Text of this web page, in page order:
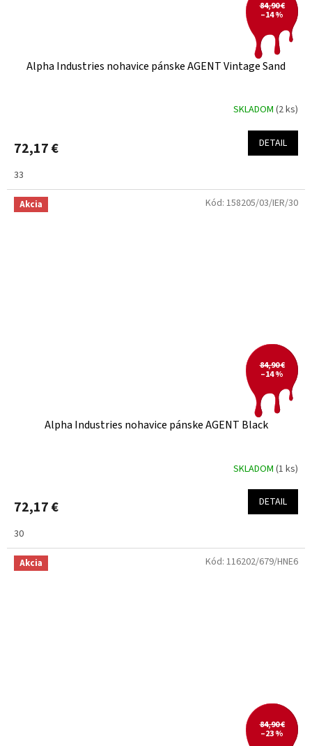
84,90 €
–14 %
Alpha Industries nohavice pánske AGENT Vintage Sand
SKLADOM (2 ks)
72,17 € DETAIL
33
Akcia
84,90 €
–14 %
Alpha Industries nohavice pánske AGENT Black
SKLADOM (1 ks)
72,17 € DETAIL
30
Kód: 158205/03/IER/30
Akcia
84,90 €
–23 %
Kód: 116202/679/HNE6